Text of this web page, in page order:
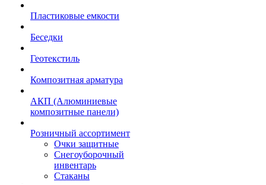
Пластиковые емкости
Беседки
Геотекстиль
Композитная арматура
АКП (Алюминиевые
композитные панели)
Розничный ассортимент
Очки защитные
Снегоуборочный
инвентарь
Стаканы